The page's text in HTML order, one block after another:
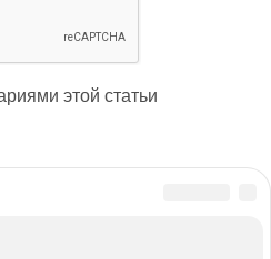
этой статьи